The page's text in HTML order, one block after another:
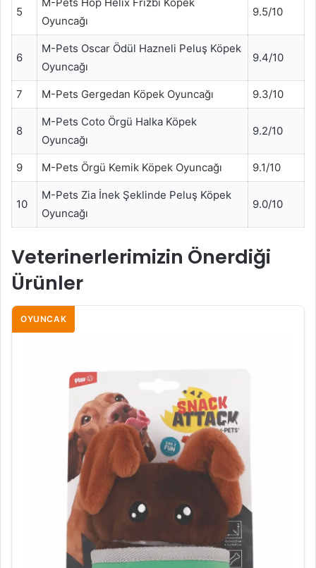
5
M-Pets Hop Helix Frizbi Köpek
Oyuncağı
9.5/10
6
M-Pets Oscar Ödül Hazneli Peluş Köpek
Oyuncağı
9.4/10
7 M-Pets Gergedan Köpek Oyuncağı 9.3/10
8
M-Pets Coto Örgü Halka Köpek
Oyuncağı
9.2/10
9 M-Pets Örgü Kemik Köpek Oyuncağı 9.1/10
10
M-Pets Zia İnek Şeklinde Peluş Köpek
Oyuncağı
9.0/10
Veterinerlerimizin Önerdiği
Ürünler
OYUNCAK